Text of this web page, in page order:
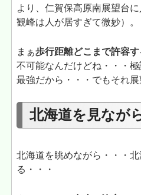
より、仁賀保高原南展望台
観峰は人が居すぎて微妙）。
まぁ歩行距離どこまで許容
不可能なんだけどね・・・
最強だから・・・でもそれ
北海道を見なが
北海道を眺めながら・・・
る・・・